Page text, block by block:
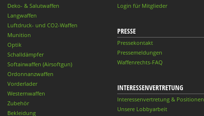
Deko- & Salutwaffen
Langwaffen
Luftdruck- und CO2-Waffen
Munition
Optik
Schalldämpfer
Softairwaffen (Airsoftgun)
Ordonnanzwaffen
Vorderlader
Westernwaffen
Zubehör
Bekleidung
Login für Mitglieder
PRESSE
Pressekontakt
Pressemeldungen
Waffenrechts-FAQ
INTERESSENVERTRETUNG
Interessenvertretung & Positionen
Unsere Lobbyarbeit